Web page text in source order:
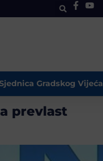
Gradskog Vijeća
prevlast